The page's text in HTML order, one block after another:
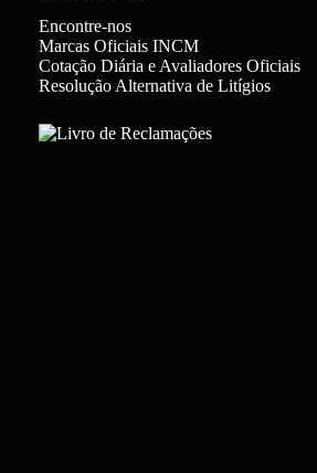
Encontre-nos
Marcas Oficiais INCM
Cotação Diária e Avaliadores Oficiais
Resolução Alternativa de Litígios